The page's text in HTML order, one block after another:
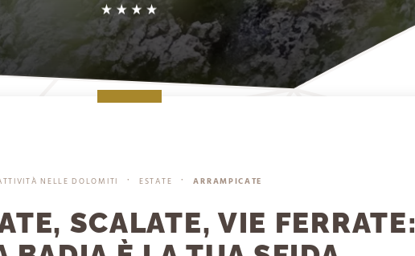
NELLE DOLOMITI • ESTATE • ARRAMPICATE
SCALATE, VIE FERRATE: